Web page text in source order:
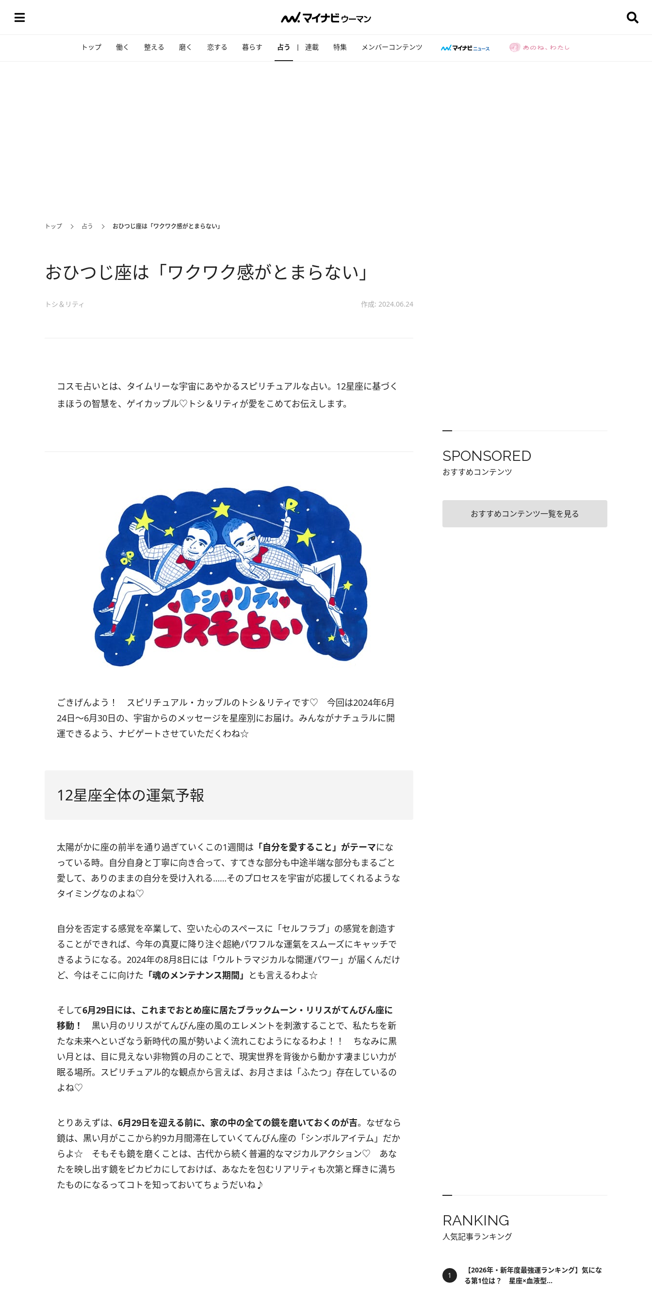
トップ 働く 整える 磨く 恋する 暮らす 占う 連載 特集 メンバーコンテンツ
トップ 占う おひつじ座は「ワクワク感がとまらない」
おひつじ座は「ワクワク感がとまらない」
トシ＆リティ 作成: 2024.06.24
コスモ占いとは、タイムリーな宇宙にあやかるスピリチュアルな占い。12星座に基づく
まほうの智慧を、ゲイカップル♡トシ＆リティが愛をこめてお伝えします。
ごきげんよう！ スピリチュアル・カップルのトシ＆リティです♡ 今回は2024年6月
24日〜6月30日の、宇宙からのメッセージを星座別にお届け。みんながナチュラルに開
運できるよう、ナビゲートさせていただくわね☆
12星座全体の運氣予報
太陽がかに座の前半を通り過ぎていくこの1週間は 「自分を愛すること」がテーマにな
っている時。自分自身と丁寧に向き合って、すてきな部分も中途半端な部分もまるごと
愛して、ありのままの自分を受け入れる……そのプロセスを宇宙が応援してくれるような
タイミングなのよね♡
自分を否定する感覚を卒業して、空いた心のスペースに「セルフラブ」の感覚を創造す
ることができれば、今年の真夏に降り注ぐ超絶パワフルな運氣をスムーズにキャッチで
きるようになる。 2024年の8月8日には「ウルトラマジカルな開運パワー」が届くんだけ
ど、今はそこに向けた 「魂のメンテナンス期間」 とも言えるわよ☆
そして6月29日には、これまでおとめ座に居たブラックムーン・リリスがてんびん座に
移動！
黒い月のリリスがてんびん座の風のエレメントを刺激することで、私たちを新
たな未来へといざなう新時代の風が勢いよく流れこむようになるわよ！！ ちなみに黒
い月とは、目に見えない非物質の月のことで、現実世界を背後から動かす凄まじい力が
眠る場所。スピリチュアル的な観点から言えば、お月さまは「ふたつ」存在しているの
よね♡
とりあえずは、 6月29日を迎える前に、家の中の全ての鏡を磨いておくのが吉。なぜなら
鏡は、黒い月がここから約9カ月間滞在していくてんびん座の「シンボルアイテム」だか
らよ☆ そもそも鏡を磨くことは、古代から続く普遍的なマジカルアクション♡ あな
たを映し出す鏡をピカピカにしておけば、あなたを包むリアリティも次第と輝きに満ち
たものになるってコトを知っておいてちょうだいね♪
SPONSORED
おすすめコンテンツ
おすすめコンテンツ一覧を見る
RANKING
人気記事ランキング
【2026年・新年度最強運ランキング】気にな
る第1位は？ 星座×血液型...